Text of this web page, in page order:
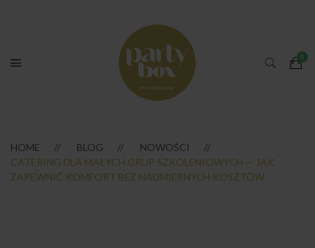
HOME BLOG
NOWOŚCI
CATERING DLA MAŁYCH GRUP SZKOLENIOWYCH — JAK
ZAPEWNIĆ KOMFORT BEZ NADMIERNYCH KOSZTÓW